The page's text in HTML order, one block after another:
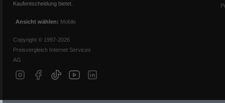
Kaufentscheidung bietet.
Ansicht wählen: Mobile
Copyright © 1997-2026
Preisvergleich Internet Services
AG